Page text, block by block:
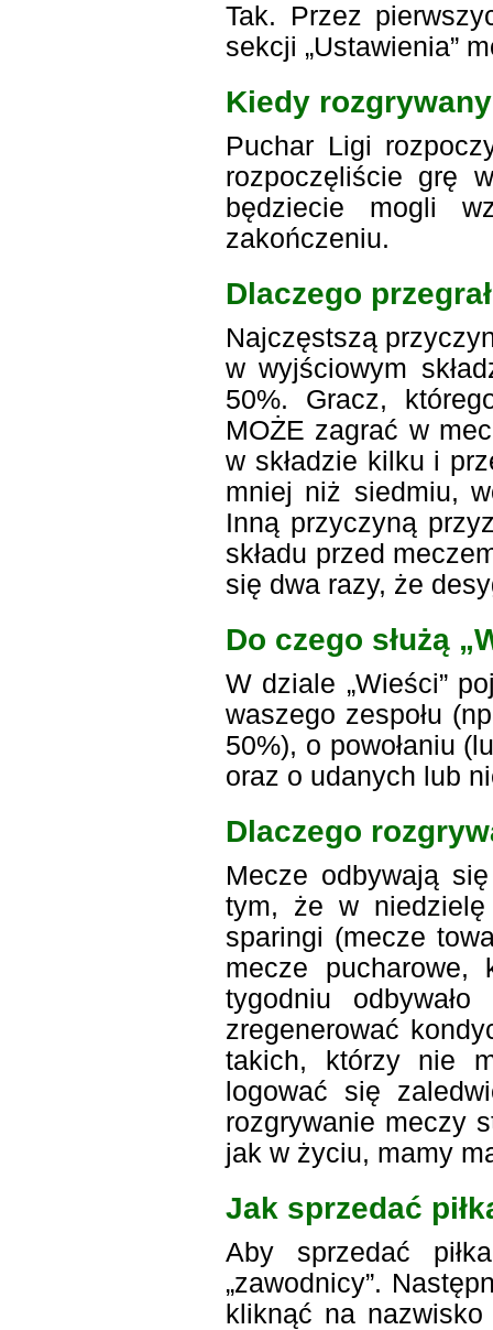
Tak. Przez
sekcji „Ustawienia”
Kiedy
Puchar Ligi
rozpoczęliście grę
będziecie mogli
zakończeniu.
Dlaczego
Najczęstszą
w wyjściowym
50%. Gracz,
MOŻE zagrać w
w składzie kilku i
mniej niż siedmiu,
Inną przyczyną
składu przed
się dwa razy, że
Do czego służą
W dziale „Wieści”
waszego zespołu
50%), o powołaniu
oraz o udanych lub
Dlaczego
Mecze odbywają
tym, że w
sparingi (mecze
mecze
tygodniu
zregenerować
takich, którzy nie
logować się
rozgrywanie meczy
jak w życiu, mamy
Jak sprzedać
Aby sprzedać
„zawodnicy”.
kliknąć na nazwisko